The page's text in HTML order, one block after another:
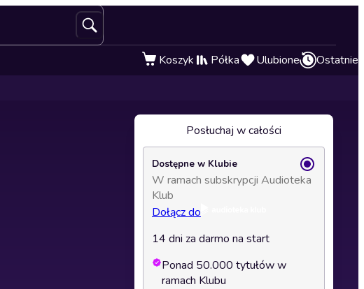
Koszyk Półka Ulubione Ostatnie
Posłuchaj w całości
Dostępne w Klubie
W ramach subskrypcji Audioteka
Klub
Dołącz do
14 dni za darmo na start
Ponad 50.000 tytułów w
ramach Klubu